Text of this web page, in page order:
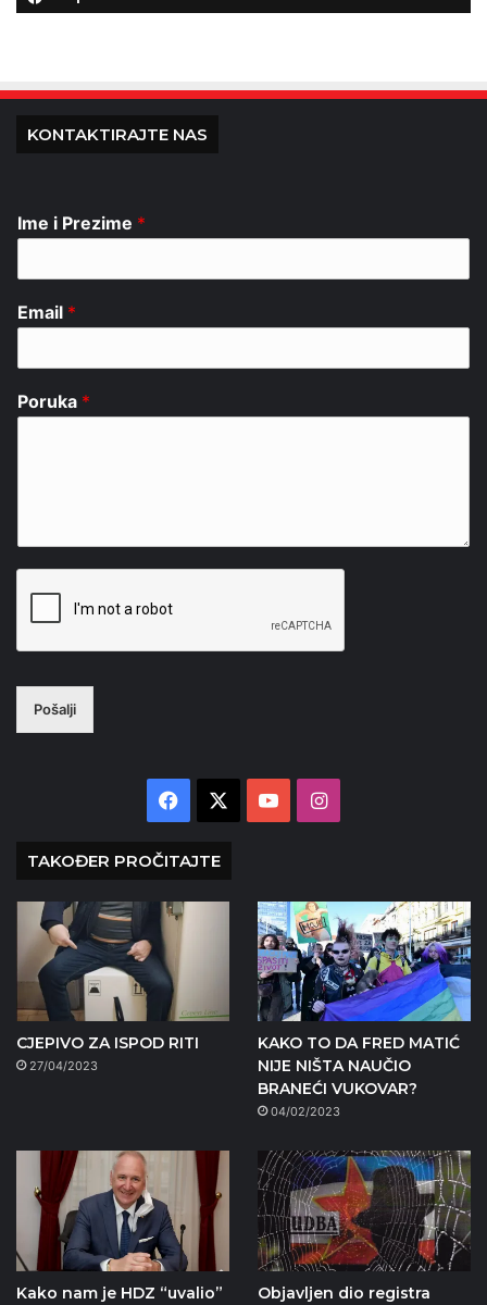
KONTAKTIRAJTE NAS
Ime i Prezime *
Email *
Poruka *
Pošalji
Facebook YouTubeInstagram
TAKOĐER PROČITAJTE
CJEPIVO ZA ISPOD RITI
27/04/2023
KAKO TO DA FRED MATIĆ
NIJE NIŠTA NAUČIO
BRANEĆI VUKOVAR?
04/02/2023
Kako nam je HDZ “uvalio”
Objavljen dio registra